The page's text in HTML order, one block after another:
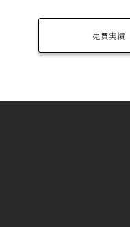
売買実績